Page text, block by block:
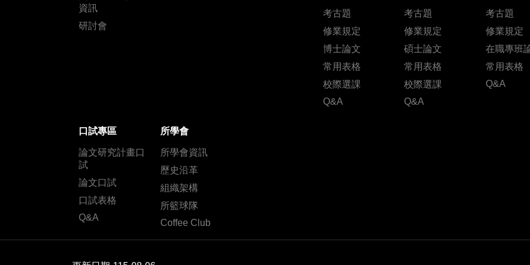
資訊
研討會
考古題
修業規定
博士論文
常用表格
校際選課
Q&A
考古題
修業規定
碩士論文
常用表格
校際選課
Q&A
考古題
修業規定
在職專班
常用表格
Q&A
口試專區
論文研究計畫口
試
論文口試
口試表格
Q&A
所學會
所學會資訊
歷史沿革
組織架構
所籃球隊
Coffee Club